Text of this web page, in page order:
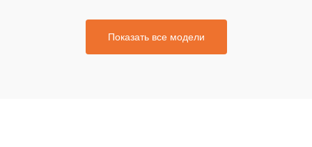
Показать все модели